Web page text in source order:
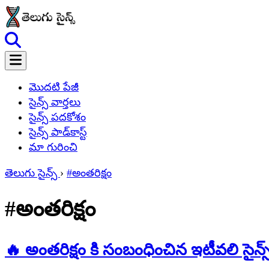
మొదటి పేజీ
సైన్స్ వార్తలు
సైన్స్ పదకోశం
సైన్స్ పాడ్‌కాస్ట్
మా గురించి
తెలుగు సైన్స్ › #అంతరిక్షం
#అంతరిక్షం
🔥 అంతరిక్షం కి సంబంధించిన ఇటీవలి